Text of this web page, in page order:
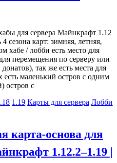
для сервера Майнкрафт 1.12
сезона карт: зимняя, летняя,
хабе / лобби есть место для
перемещения по серверу или
так же есть места для
есть маленький остров с одним
остров с
1.19 Карты для сервера Лобби
основа для
1.12.2–1.19 |